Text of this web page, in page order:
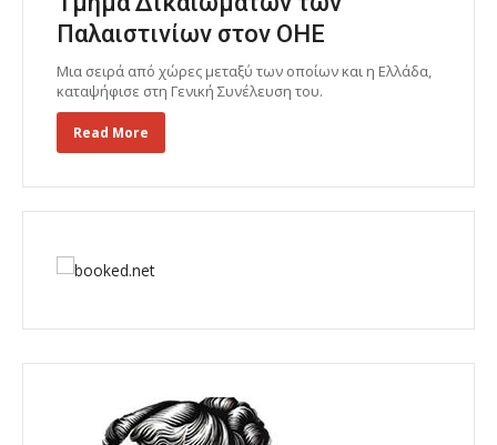
Παλαιστινίων στον ΟΗΕ
Μια σειρά από χώρες μεταξύ των οποίων και η Ελλάδα,
καταψήφισε στη Γενική Συνέλευση του.
Read More